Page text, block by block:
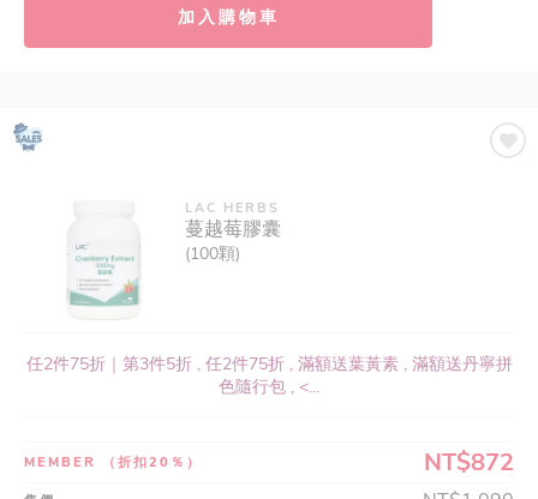
加入購物車
LAC HERBS
蔓越莓膠囊
(100顆)
任2件75折｜第3件5折 , 任2件75折 , 滿額送葉黃素 , 滿額送丹寧拼
色隨行包 , <...
MEMBER （折扣20％） NT$872